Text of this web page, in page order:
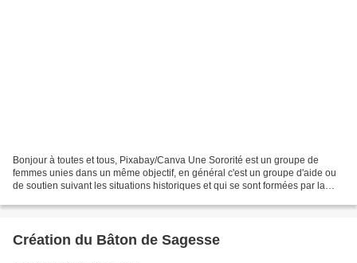
Bonjour à toutes et tous, Pixabay/Canva Une Sororité est un groupe de
femmes unies dans un même objectif, en général c'est un groupe d'aide ou
de soutien suivant les situations historiques et qui se sont formées par la
Création du Bâton de Sagesse